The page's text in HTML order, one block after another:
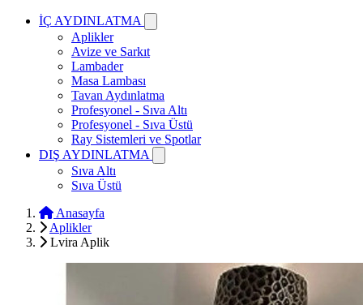
İÇ AYDINLATMA
Aplikler
Avize ve Sarkıt
Lambader
Masa Lambası
Tavan Aydınlatma
Profesyonel - Sıva Altı
Profesyonel - Sıva Üstü
Ray Sistemleri ve Spotlar
DIŞ AYDINLATMA
Sıva Altı
Sıva Üstü
Anasayfa
Aplikler
Lvira Aplik